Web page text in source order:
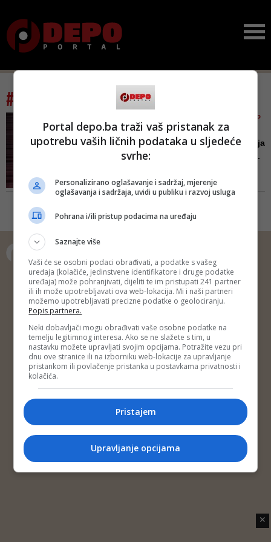
#tag: crkva bosanska
VIDEO/ POČELA SEZONA U NP
TUZLA
Izvedena prva ovogodišnja
premijera predstave 'Crk...
nije historijska predstava, nego
teatarsko djelo koje se bavi
trenutne društvene traume
Copyright © 2014 Depo Portal
Impressum
Kontakt Marketing
Privatnost korisnika
O nama
✕
Portal depo.ba traži vaš pristanak za
upotrebu vaših ličnih podataka u sljedeće
svrhe:
Personalizirano oglašavanje i sadržaj, mjerenje
oglašavanja i sadržaja, uvidi u publiku i razvoj usluga
Pohrana i/ili pristup podacima na uređaju
Saznajte više
Vaši će se osobni podaci obrađivati, a podatke s vašeg
uređaja (kolačiće, jedinstvene identifikatore i druge podatke
uređaja) može pohranjivati, dijeliti te im pristupati 241 partner
ili ih može upotrebljavati ova web-lokacija. Mi i naši partneri
možemo upotrebljavati precizne podatke o geolociranju.
Popis partnera.
Neki dobavljači mogu obrađivati vaše osobne podatke na
temelju legitimnog interesa. Ako se ne slažete s tim, u
nastavku možete upravljati svojim opcijama. Potražite vezu pri
dnu ove stranice ili na izborniku web-lokacije za upravljanje
pristankom ili povlačenje pristanka u postavkama privatnosti i
kolačića.
Pristajem
Upravljanje opcijama